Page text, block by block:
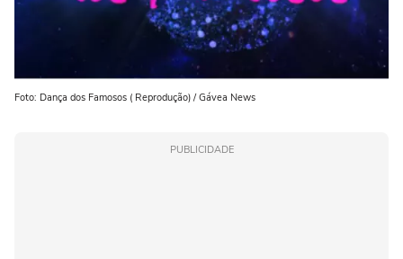
Foto: Dança dos Famosos ( Reprodução) / Gávea News
PUBLICIDADE